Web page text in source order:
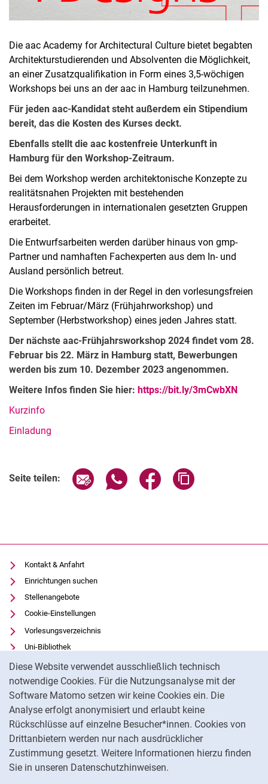
Diese Website verwendet ausschließlich technisch
notwendige Cookies. Für die Nutzungsanalyse mit der
Software Matomo setzen wir keine Cookies ein. Die
Analyse erfolgt anonymisiert und erlaubt keine
Rückschlüsse auf einzelne Besucher*innen. Cookies von
Drittanbietern werden nur nach ausdrücklicher
Zustimmung gesetzt. Weitere Informationen hierzu finden
Sie in unseren Datenschutzhinweisen.
Die aac Academy for Architectural Culture bietet begabten
Architekturstudierenden und Absolventen die Möglichkeit,
an einer Zusatzqualifikation in Form eines 3,5-wöchigen
Workshops bei uns an der aac in Hamburg teilzunehmen.
Für jeden aac-Kandidat steht außerdem ein Stipendium
bereit, das die Kosten des Kurses deckt.
Ebenfalls stellt die aac kostenfreie Unterkunft in
Hamburg für den Workshop-Zeitraum.
Bei dem Workshop werden architektonische Konzepte zu
realitätsnahen Projekten mit bestehenden
Herausforderungen in internationalen gesetzten Gruppen
erarbeitet.
Die Entwurfsarbeiten werden darüber hinaus von gmp-
Partner und namhaften Fachexperten aus dem In- und
Ausland persönlich betreut.
Die Workshops finden in der Regel in den vorlesungsfreien
Zeiten im Februar/März (Frühjahrworkshop) und
September (Herbstworkshop) eines jeden Jahres statt.
Der nächste aac-Frühjahrsworkshop 2024 findet vom 28.
Februar bis 22. März in Hamburg statt, Bewerbungen
werden bis zum 10. Dezember 2023 angenommen.
Weitere Infos finden Sie hier: https://bit.ly/3mCwbXN
Kurzinfo
Einladung
Seite teilen: Seite über E-Mail teilen
Seite über WhatsApp teilen
Seite über Facebook
Kontakt & Anfahrt
Einrichtungen suchen
Stellenangebote
Cookie-Einstellungen
Vorlesungsverzeichnis
Uni-Bibliothek
Moodle
Panopto
Datenschutz
Barrierefreiheit
Transparenter KI-Einsatz